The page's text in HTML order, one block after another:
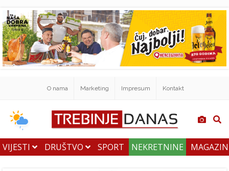
O nama Marketing Impresum Kontakt
VIJESTI DRUŠTVO SPORT NEKRETNINE